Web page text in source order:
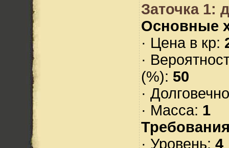
Заточка 1:
Основные
· Цена в кр:
·
(%): 50
·
· Масса: 1
· Уровень: 4